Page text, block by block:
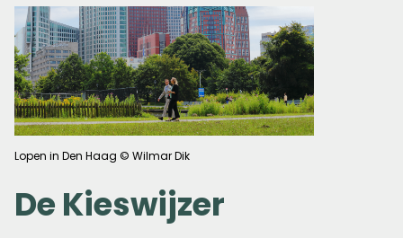
Lopen in Den Haag © Wilmar Dik
De Kieswijzer